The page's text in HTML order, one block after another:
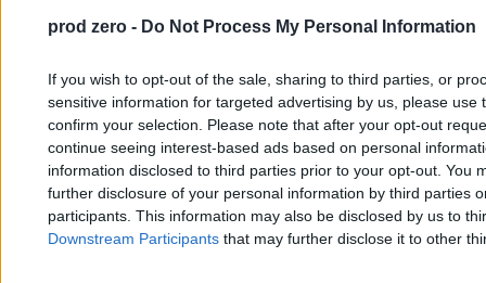
prod zero - Do Not Process My Personal Information
If you wish to opt-out of the sale, sharing to third parties, or
sensitive information for targeted advertising by us, please use
confirm your selection. Please note that after your opt-out
continue seeing interest-based ads based on personal
information disclosed to third parties prior to your opt-out. You
further disclosure of your personal information by third parties
participants. This information may also be disclosed by us to
Downstream Participants that may further disclose it to other
Po Nawrockim czas na wybór. IPN wchodzi w